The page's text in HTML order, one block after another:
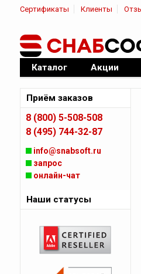
Сертификаты Клиенты
Официальный дилер ПО
Каталог Акции
Приём заказов
8 (800) 5-508-508
8 (495) 744-32-87
info@snabsoft.ru
запрос
онлайн-чат
Наши статусы